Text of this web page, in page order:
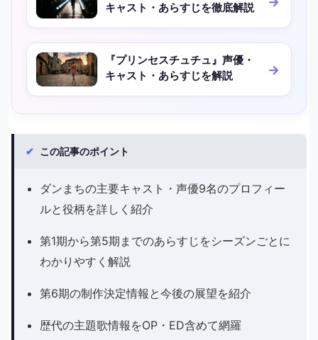
キャスト・あらすじを徹底解説
『プリンセスチュチュ』声優・
キャスト・あらすじを解説
✔ この記事のポイント
ダンまちの主要キャスト・声優9名のプロフィー
ルと役柄を詳しく紹介
第1期から第5期までのあらすじをシーズンごとに
わかりやすく解説
第6期の制作決定情報と今後の展望を紹介
歴代の主題歌情報をOP・ED含めて網羅